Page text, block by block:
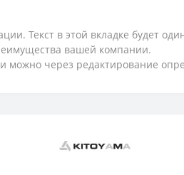
Текст в этой вкладке будет
вашей компании.
можно через редактирование